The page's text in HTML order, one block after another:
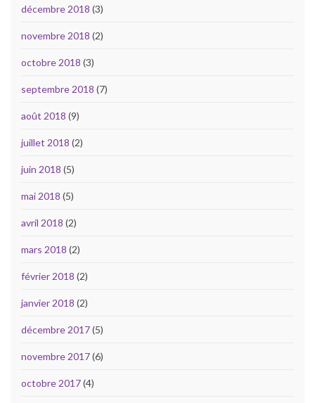
décembre 2018 (3)
novembre 2018 (2)
octobre 2018 (3)
septembre 2018 (7)
août 2018 (9)
juillet 2018 (2)
juin 2018 (5)
mai 2018 (5)
avril 2018 (2)
mars 2018 (2)
février 2018 (2)
janvier 2018 (2)
décembre 2017(5)
novembre 2017(6)
octobre 2017(4)